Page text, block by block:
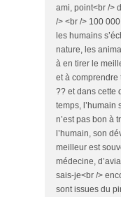
ami, point<br />
/> <br /> 100
les humains
nature, les
à en tirer le
et à comprendre
?? et dans cette
temps, l’humain
n’est pas bon à
l’humain, son
meilleur est
médecine,
sais-je<br />
sont issues du